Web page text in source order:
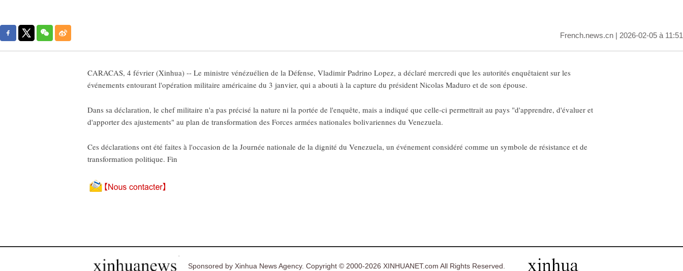
French.news.cn | 2026-02-05 à 11:51
CARACAS, 4 février (Xinhua) -- Le ministre vénézuélien de la Défense, Vladimir Padrino Lopez, a déclaré mercredi que les autorités enquêtaient sur les
événements entourant l'opération militaire américaine du 3 janvier, qui a abouti à la capture du président Nicolas Maduro et de son épouse.
Dans sa déclaration, le chef militaire n'a pas précisé la nature ni la portée de l'enquête, mais a indiqué que celle-ci permettrait au pays "d'apprendre, d'évaluer et
d'apporter des ajustements" au plan de transformation des Forces armées nationales bolivariennes du Venezuela.
Ces déclarations ont été faites à l'occasion de la Journée nationale de la dignité du Venezuela, un événement considéré comme un symbole de résistance et de
transformation politique. Fin
Sponsored by Xinhua News Agency. Copyright © 2000-2026 XINHUANET.com All Rights Reserved.